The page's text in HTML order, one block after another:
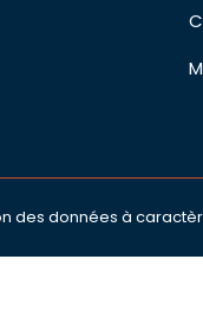
des données à